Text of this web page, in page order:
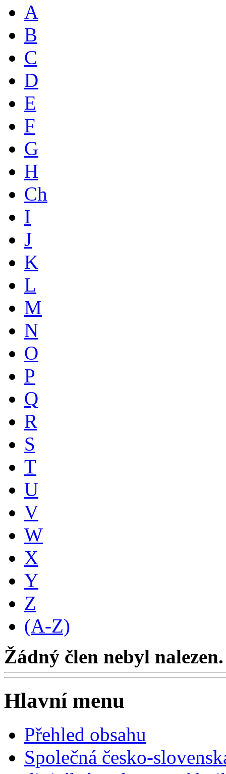
A
B
C
D
E
F
G
H
Ch
I
J
K
L
M
N
O
P
Q
R
S
T
U
V
W
X
Y
Z
(A-Z)
Žádný člen nebyl nalezen.
Hlavní menu
Přehled obsahu
Společná česko-